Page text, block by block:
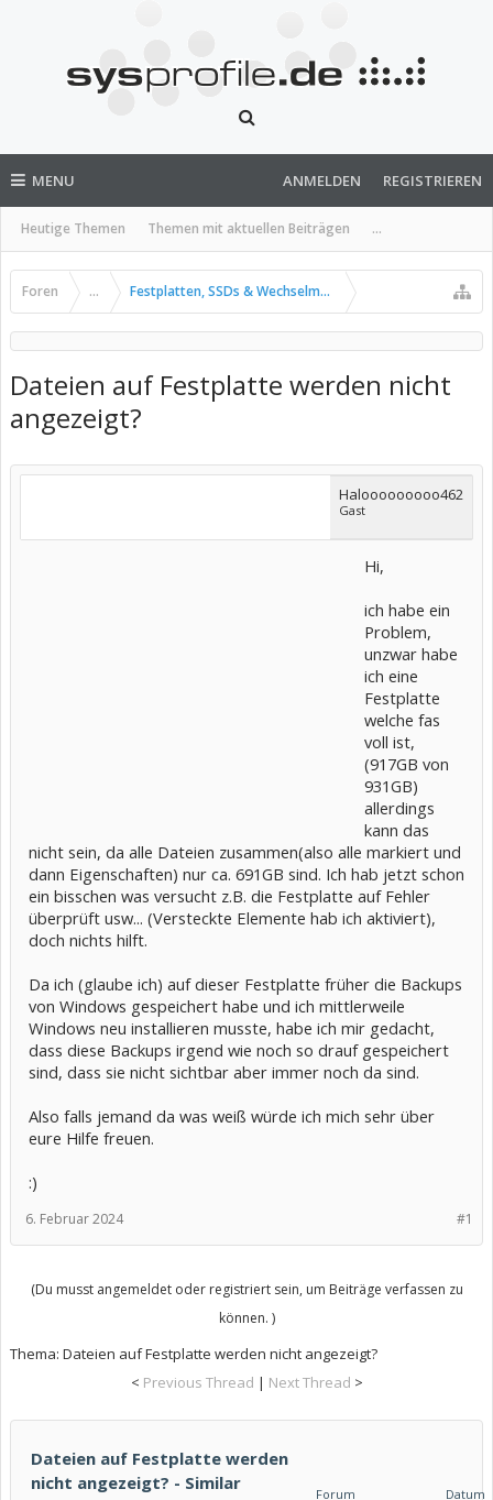
MENU
Heutige Themen Themen mit aktuellen Beiträgen ...
ANMELDEN REGISTRIEREN
Foren ... Festplatten, SSDs & Wechselmedien
Dateien auf Festplatte werden nicht
angezeigt?
Halooooooooo462
Gast
Hi,
ich habe ein
Problem,
unzwar habe
ich eine
Festplatte
welche fas
voll ist,
(917GB von
931GB)
allerdings
kann das
nicht sein, da alle Dateien zusammen(also alle markiert und
dann Eigenschaften) nur ca. 691GB sind. Ich hab jetzt schon
ein bisschen was versucht z.B. die Festplatte auf Fehler
überprüft usw... (Versteckte Elemente hab ich aktiviert),
doch nichts hilft.
Da ich (glaube ich) auf dieser Festplatte früher die Backups
von Windows gespeichert habe und ich mittlerweile
Windows neu installieren musste, habe ich mir gedacht,
dass diese Backups irgend wie noch so drauf gespeichert
sind, dass sie nicht sichtbar aber immer noch da sind.
Also falls jemand da was weiß würde ich mich sehr über
eure Hilfe freuen.
:)
#1
6. Februar 2024
(Du musst angemeldet oder registriert sein, um Beiträge verfassen zu
können. )
Thema: Dateien auf Festplatte werden nicht angezeigt?
< Previous Thread | Next Thread >
Dateien auf Festplatte werden
nicht angezeigt? - Similar
Forum Datum